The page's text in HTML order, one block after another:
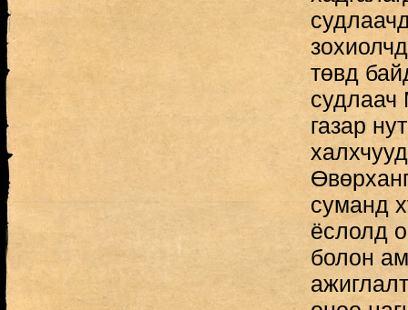
төвд
судлаач
газар
суманд
ёслолд
болон